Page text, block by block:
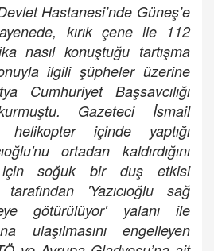
Hastanesi’nde Güneş’e
kırık çene ile 112
nasıl konuştuğu tartışma
ilgili şüpheler üzerine
Cumhuriyet Başsavcılığı
Gazeteci İsmail
helikopter içinde yaptığı
ortadan kaldırdığını
için soğuk bir duş etkisi
tarafından 'Yazıcıoğlu sağ
götürülüyor' yalanı ile
ulaşılmasını engelleyen